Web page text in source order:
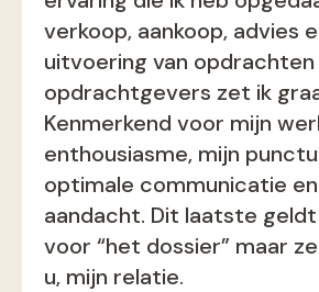
verkoop, aankoop, advies
uitvoering van
opdrachtgevers zet ik
Kenmerkend voor mijn
enthousiasme, mijn
optimale communicatie
aandacht. Dit laatste
voor “het dossier” maar
u, mijn relatie.